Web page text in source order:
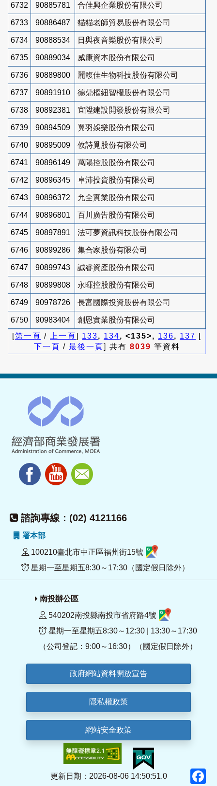
6732 90885781 合佳興企業股份有限公司
6733 90886487 貓貓老師貿易股份有限公司
6734 90888534 日與夜音樂股份有限公司
6735 90889034 威康資本股份有限公司
6736 90889800 麗馥佳生物科技股份有限公司
6737 90891910 德鼎樞紐智權股份有限公司
6738 90892381 宜陞建設開發股份有限公司
6739 90894509 翼羽娛樂股份有限公司
6740 90895009 攸詩覓股份有限公司
6741 90896149 萬陽控股股份有限公司
6742 90896345 卓沛投資股份有限公司
6743 90896372 允全實業股份有限公司
6744 90896801 百川廣告股份有限公司
6745 90897891 法可夢資訊科技股份有限公司
6746 90899286 集合家股份有限公司
6747 90899743 誠睿資產股份有限公司
6748 90899808 永暉控股股份有限公司
6749 90978726 長富國際投資股份有限公司
6750 90983404
創恩實業股份有限公司
[第一頁 / 上一頁] 133, 134, <135>, 136, 137 [
下一頁 / 最後一頁] 共有 8039 筆資料
諮詢專線：(02) 4121166
署本部
100210臺北市中正區福州街15號
星期一至星期五8:30～17:30（國定假日除外）
南投辦公區
540202南投縣南投市省府路4號
星期一至星期五8:30～12:30 | 13:30～17:30
（公司登記：9:00～16:30）（國定假日除外）
政府網站資料開放宣告
隱私權政策
網站安全政策
更新日期：2026-08-06 14:50:51.0